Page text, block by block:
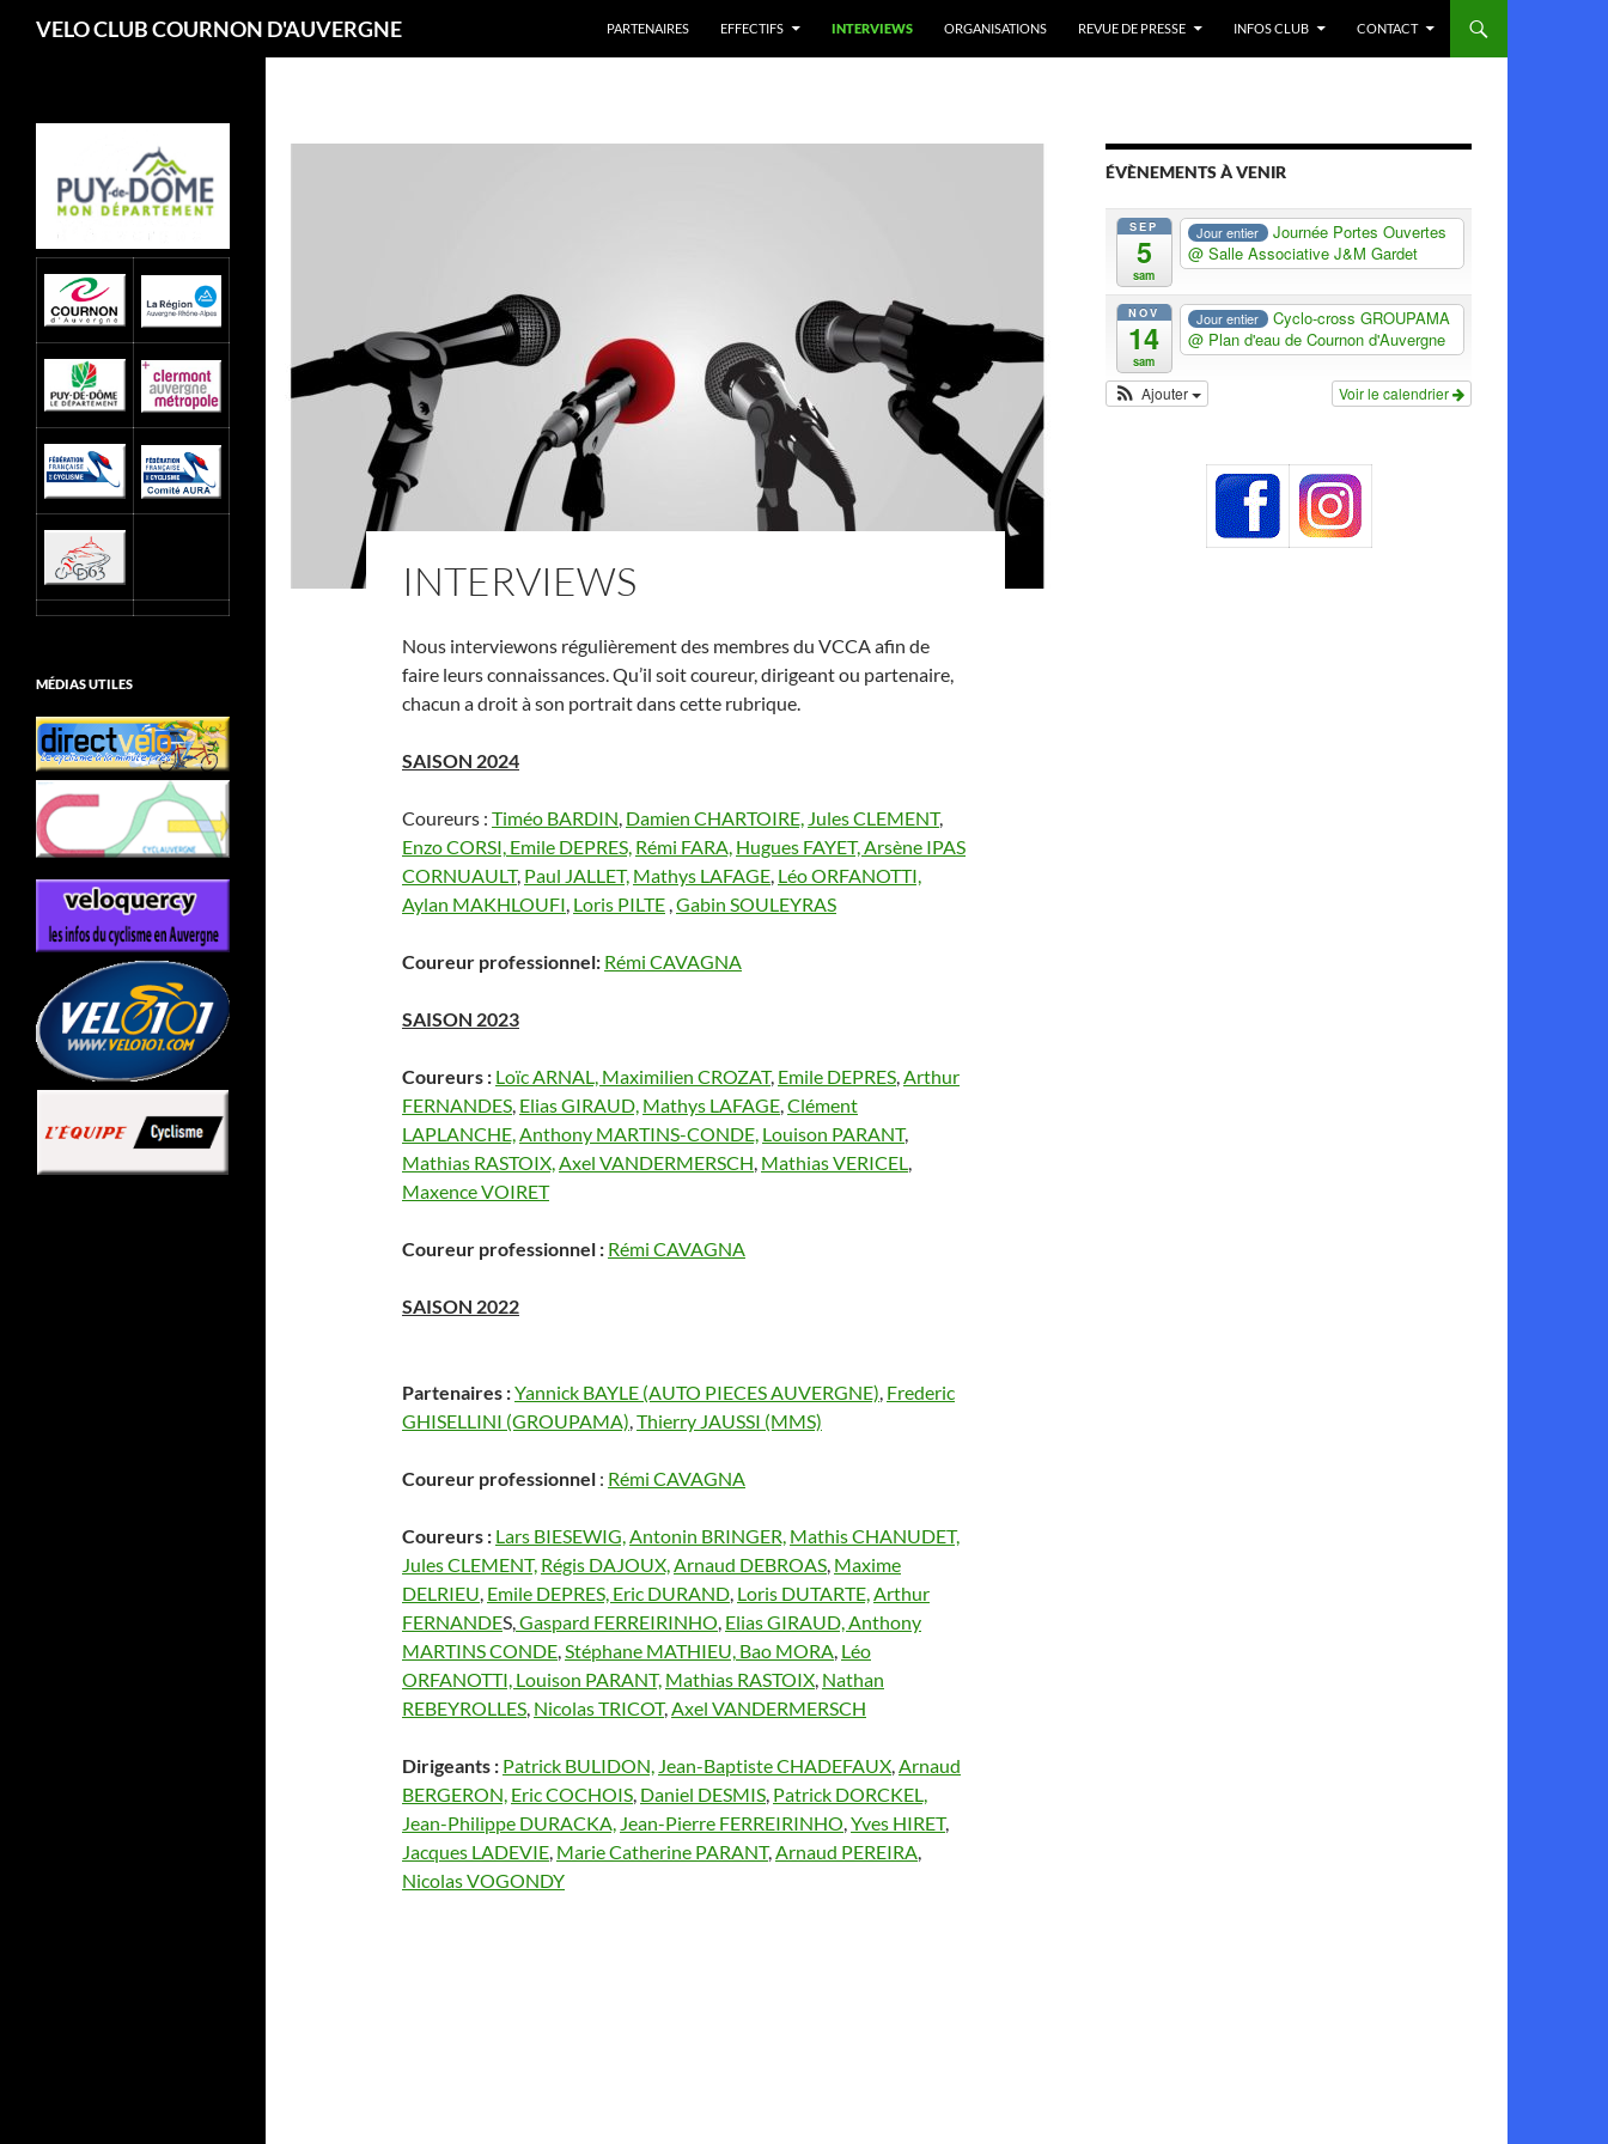
contenu
VELO CLUB COURNON D'AUVERGNE PARTENAIRES EFFECTIFS INTERVIEWS ORGANISATIONS REVUE DE PRESSE INFOS CLUB CONTACT
INTERVIEWS
Nous interviewons régulièrement des membres du VCCA afin de
faire leurs connaissances. Qu’il soit coureur, dirigeant ou partenaire,
chacun a droit à son portrait dans cette rubrique.
SAISON 2024
Coureurs : Timéo BARDIN, Damien CHARTOIRE, Jules CLEMENT,
Enzo CORSI, Emile DEPRES, Rémi FARA, Hugues FAYET,Arsène IPAS
CORNUAULT, Paul JALLET, Mathys LAFAGE, Léo ORFANOTTI,
Aylan MAKHLOUFI, Loris PILTE ,Gabin SOULEYRAS
Coureur professionnel: Rémi CAVAGNA
SAISON 2023
Coureurs : Loïc ARNAL, Maximilien CROZAT, Emile DEPRES,Arthur
FERNANDES, Elias GIRAUD, Mathys LAFAGE,Clément
LAPLANCHE,Anthony MARTINS-CONDE, Louison PARANT,
Mathias RASTOIX,Axel VANDERMERSCH, Mathias VERICEL,
Maxence VOIRET
Coureur professionnel : Rémi CAVAGNA
SAISON 2022
Partenaires :Yannick BAYLE (AUTO PIECES AUVERGNE), Frederic
GHISELLINI (GROUPAMA),Thierry JAUSSI (MMS)
Coureur professionnel : Rémi CAVAGNA
Coureurs : Lars BIESEWIG,Antonin BRINGER, Mathis CHANUDET,
Jules CLEMENT, Régis DAJOUX,Arnaud DEBROAS, Maxime
DELRIEU, Emile DEPRES, Eric DURAND, Loris DUTARTE,Arthur
FERNANDES,Gaspard FERREIRINHO, Elias GIRAUD,Anthony
MARTINS CONDE,Stéphane MATHIEU, Bao MORA, Léo
ORFANOTTI, Louison PARANT, Mathias RASTOIX, Nathan
REBEYROLLES, Nicolas TRICOT,Axel VANDERMERSCH
Dirigeants : Patrick BULIDON, Jean-Baptiste CHADEFAUX,Arnaud
BERGERON, Eric COCHOIS, Daniel DESMIS, Patrick DORCKEL,
Jean-Philippe DURACKA, Jean-Pierre FERREIRINHO,Yves HIRET,
Jacques LADEVIE, Marie Catherine PARANT,Arnaud PEREIRA,
Nicolas VOGONDY
ÉVÈNEMENTS À VENIR
SEP
5
sam
Jour entier
Journée Portes Ouvertes
@ Salle Associative J&M Gardet
NOV
14
sam
Jour entier
Cyclo-cross GROUPAMA
@ Plan d'eau de Cournon d'Auvergne
Voir le calendrier
Ajouter
MÉDIAS UTILES